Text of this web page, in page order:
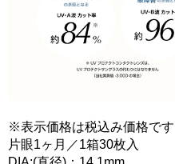
※表示価格は税込み価格です
片眼1ヶ月／1箱30枚入